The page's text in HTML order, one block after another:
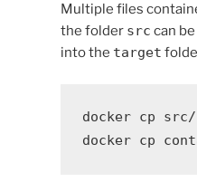
Multiple files
the folder src can
into the target
docker cp